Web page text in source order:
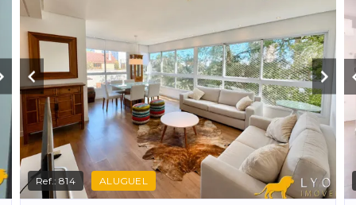
Ref.:814 ALUGUEL